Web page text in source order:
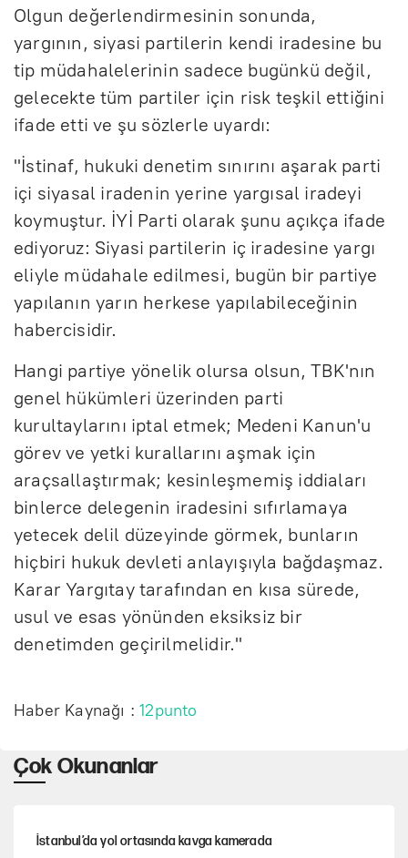
Olgun değerlendirmesinin sonunda,
yargının, siyasi partilerin kendi iradesine bu
tip müdahalelerinin sadece bugünkü değil,
gelecekte tüm partiler için risk teşkil ettiğini
ifade etti ve şu sözlerle uyardı:
"İstinaf, hukuki denetim sınırını aşarak parti
içi siyasal iradenin yerine yargısal iradeyi
koymuştur. İYİ Parti olarak şunu açıkça ifade
ediyoruz: Siyasi partilerin iç iradesine yargı
eliyle müdahale edilmesi, bugün bir partiye
yapılanın yarın herkese yapılabileceğinin
habercisidir.
Hangi partiye yönelik olursa olsun, TBK'nın
genel hükümleri üzerinden parti
kurultaylarını iptal etmek; Medeni Kanun'u
görev ve yetki kurallarını aşmak için
araçsallaştırmak; kesinleşmemiş iddiaları
binlerce delegenin iradesini sıfırlamaya
yetecek delil düzeyinde görmek, bunların
hiçbiri hukuk devleti anlayışıyla bağdaşmaz.
Karar Yargıtay tarafından en kısa sürede,
usul ve esas yönünden eksiksiz bir
denetimden geçirilmelidir."
Haber Kaynağı :12punto
Çok Okunanlar
İstanbul’da yol ortasında kavga kamerada